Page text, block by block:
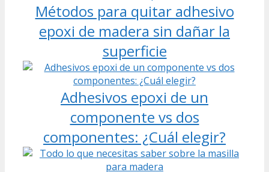
Métodos para quitar adhesivo
epoxi de madera sin dañar la
superficie
Adhesivos epoxi de un
componente vs dos
componentes: ¿Cuál elegir?